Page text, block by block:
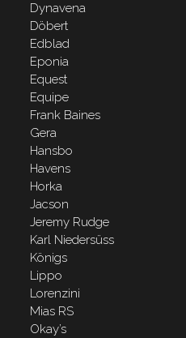
Dynavena
Döbert
Edblad
Eponia
Equest
Equipe
Frank Baines
Gera
Hansbo
Havens
Horka
Jacson
Jeremy Rudge
Karl Niedersüss
Königs
Lippo
Lorenzini
Mias RS
Okay’s